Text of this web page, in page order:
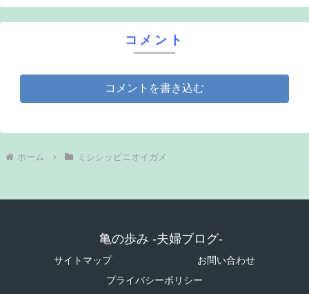
コメント
コメントを書き込む
ホーム ミシシッピニオイガメ
亀の歩み -夫婦ブログ-
サイトマップ
お問い合わせ
プライバシーポリシー